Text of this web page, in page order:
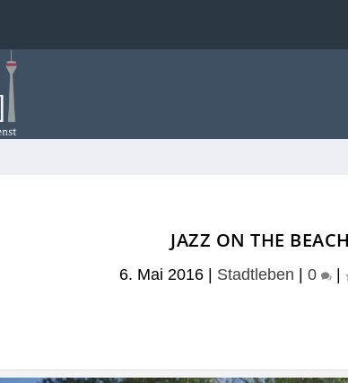
JAZZ ON THE
6. Mai 2016| Stadtleben 0 |